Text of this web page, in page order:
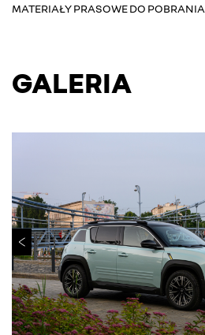
MATERIAŁY PRASOWE DO POBRANIA
GALERIA